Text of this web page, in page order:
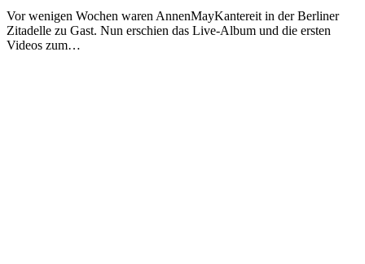
Vor wenigen Wochen waren AnnenMayKantereit in der Berliner
Zitadelle zu Gast. Nun erschien das Live-Album und die ersten
Videos zum…